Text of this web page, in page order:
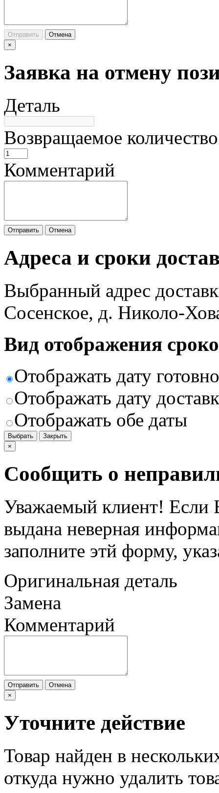
Отправить
Отмена
×
Заявка на отмену
Деталь
Возвращаемое количество
Комментарий
Отправить Отмена
Адреса и сроки
Выбранный адрес
Сосенское, д. Николо-
Вид отображения
Отображать дату
Отображать дату
Отображать обе даты
Выбрать
Закрыть
×
Сообщить о
Уважаемый клиент! Если
выдана неверная
заполните этй форму,
Оригинальная деталь
Замена
Комментарий
Отправить
Отмена
×
Уточните действие
Товар найден в
откуда нужно удалить